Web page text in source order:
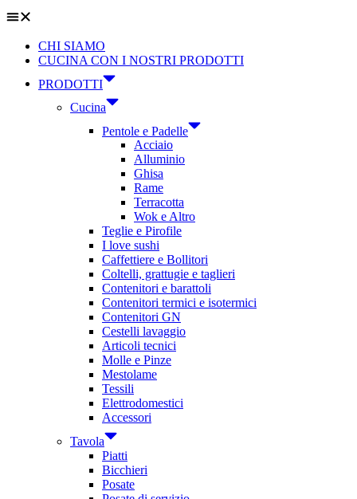
CHI SIAMO
CUCINA CON I NOSTRI PRODOTTI
PRODOTTI
Cucina
Pentole e Padelle
Acciaio
Alluminio
Ghisa
Rame
Terracotta
Wok e Altro
Teglie e Pirofile
I love sushi
Caffettiere e Bollitori
Coltelli, grattugie e taglieri
Contenitori e barattoli
Contenitori termici e isotermici
Contenitori GN
Cestelli lavaggio
Articoli tecnici
Molle e Pinze
Mestolame
Tessili
Elettrodomestici
Accessori
Tavola
Piatti
Bicchieri
Posate